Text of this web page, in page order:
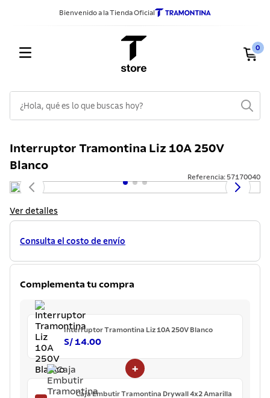
Bienvenido a la Tienda Oficial
0
Interruptor Tramontina Liz 10A 250V
Blanco
Referencia: 57170040
Ver detalles
Consulta el costo de envío
Complementa tu compra
Interruptor Tramontina Liz 10A 250V Blanco
S/ 14.00
+
Caja Embutir Tramontina Drywall 4x2 Amarilla
1.
sarten
2.
ollas
cuchillos
4.
cubiertos
5
juego ollas
lavadero
grano
cuchillo
tetera